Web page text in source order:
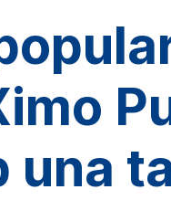
una